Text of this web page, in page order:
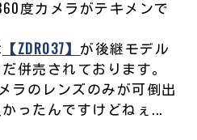
度カメラがテキメンで
【ZDR037】 が後継モデル
併売されております。
ラのレンズのみが可倒出
ったんですけどねぇ...